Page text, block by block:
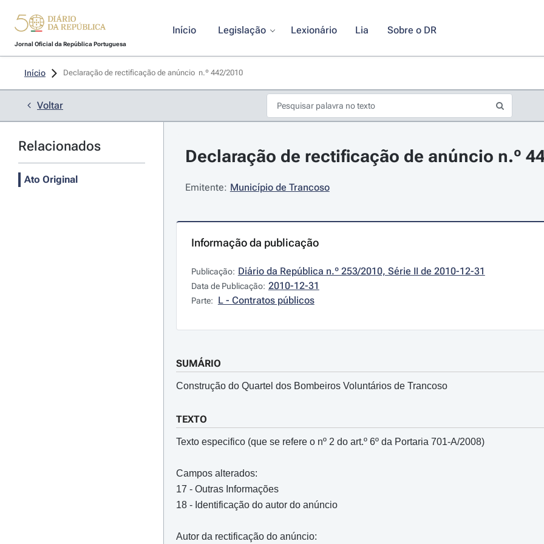
Jornal Oficial da República Portuguesa
Início Legislação Lexionário Lia Sobre o DR
Início Declaração de rectificação de anúncio  n.º 442/2010
Voltar
Relacionados
Ato Original
Declaração de rectificação de anúncio n.º
Emitente: Município de Trancoso
Informação da publicação
Publicação: Diário da República n.º 253/2010, Série II de 2010-12-31
Data de Publicação: 2010-12-31
Parte: L - Contratos públicos
SUMÁRIO
Construção do Quartel dos Bombeiros Voluntários de Trancoso
TEXTO
Texto especifico (que se refere o nº 2 do art.º 6º da Portaria 701-A/2008)
Campos alterados:
17 - Outras Informações
18 - Identificação do autor do anúncio
Autor da rectificação do anúncio: